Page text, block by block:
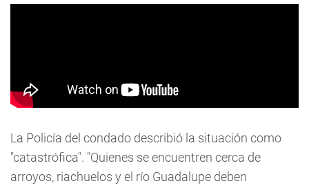
La Policía del condado describió la situación como
"catastrófica". "Quienes se encuentren cerca de
arroyos, riachuelos y el río Guadalupe deben